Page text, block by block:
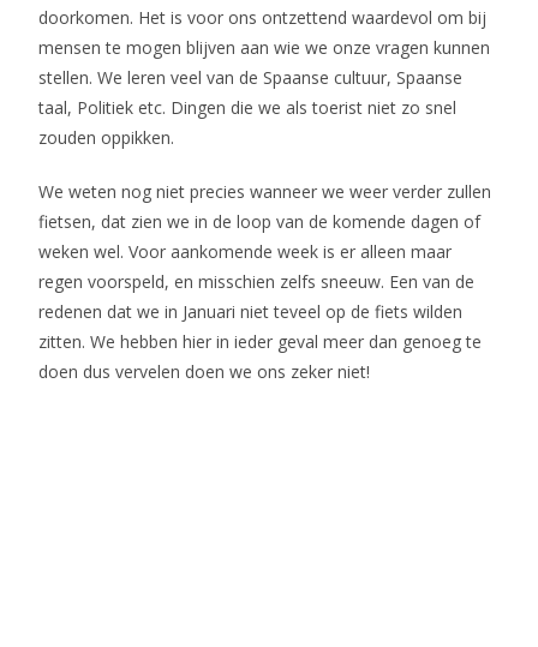
doorkomen. Het is voor ons ontzettend waardevol om bij
mensen te mogen blijven aan wie we onze vragen kunnen
stellen. We leren veel van de Spaanse cultuur, Spaanse
taal, Politiek etc. Dingen die we als toerist niet zo snel
zouden oppikken.
We weten nog niet precies wanneer we weer verder zullen
fietsen, dat zien we in de loop van de komende dagen of
weken wel. Voor aankomende week is er alleen maar
regen voorspeld, en misschien zelfs sneeuw. Een van de
redenen dat we in Januari niet teveel op de fiets wilden
zitten. We hebben hier in ieder geval meer dan genoeg te
doen dus vervelen doen we ons zeker niet!